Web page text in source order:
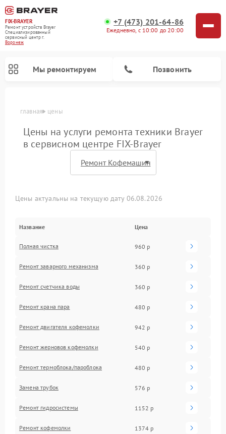
FIX-BRAYER
Ремонт устройств Brayer
Специализированный
cервисный центр г.
Воронеж
+7 (473) 201-64-86
Ежедневно, с 10:00 до 20:00
Мы ремонтируем Позвонить
главная цены
Цены на услуги ремонта техники Brayer
в сервисном центре FIX-Brayer
Цены актуальны на текущую дату 06.08.2026
Название Цена
Полная чистка 960 р
Ремонт заварного механизма 360 р
Ремонт счетчика воды 360 р
Ремонт крана пара 480 р
Ремонт двигателя кофемолки 942 р
Ремонт жерновов кофемолки 540 р
Ремонт термоблока/пароблока 480 р
Замена трубок 576 р
Ремонт гидросистемы 1152 р
Ремонт кофемолки 1374 р